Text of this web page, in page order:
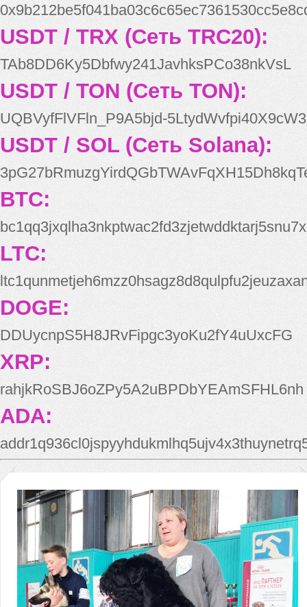
USDT / TRX (Сеть TRC20):
TAb8DD6Ky5Dbfwy241JavhksPCo38nkVsL
USDT / TON (Сеть TON):
UQBVyfFlVFln_P9A5bjd-
USDT / SOL (Сеть Solana):
BTC:
bc1qq3jxqlha3nkptwac2fd3zjetwddktarj5snu7x
LTC:
DOGE:
DDUycnpS5H8JRvFipgc3yoKu2fY4uUxcFG
XRP:
rahjkRoSBJ6oZPy5A2uBPDbYEAmSFHL6nh
ADA: